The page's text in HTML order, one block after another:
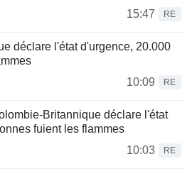
15:47
RE
déclare l'état d'urgence, 20.000
10:09
RE
Britannique déclare l'état
fuient les flammes
10:03
RE